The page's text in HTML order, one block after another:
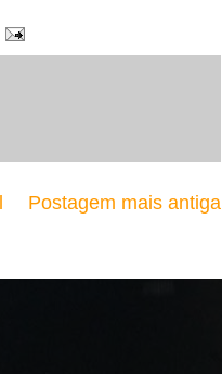
Postagem mais antiga